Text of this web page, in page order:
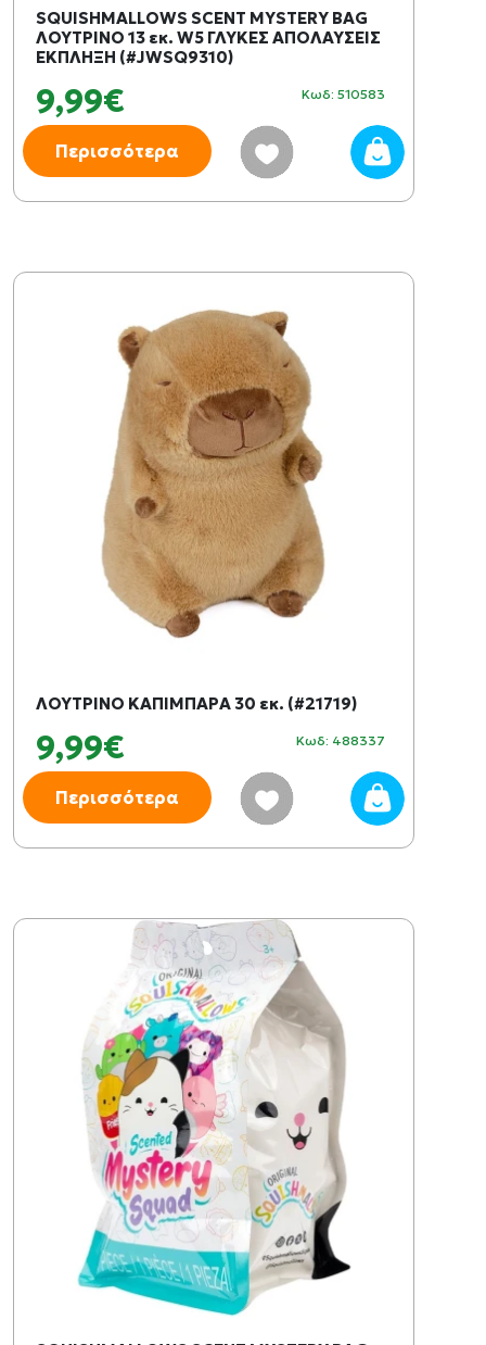
SQUISHMALLOWS SCENT MYSTERY BAG
ΛΟΥΤΡΙΝΟ 13 εκ. W5 ΓΛΥΚΕΣ ΑΠΟΛΑΥΣΕΙΣ
ΕΚΠΛΗΞΗ (#JWSQ9310)
9,99€ Κωδ: 510583
Περισσότερα
ΛΟΥΤΡΙΝΟ ΚΑΠΙΜΠΑΡΑ 30 εκ. (#21719)
9,99€ Κωδ: 488337
Περισσότερα